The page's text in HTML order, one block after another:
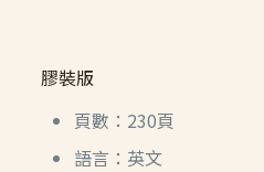
膠裝版
頁數：230頁
語言：英文